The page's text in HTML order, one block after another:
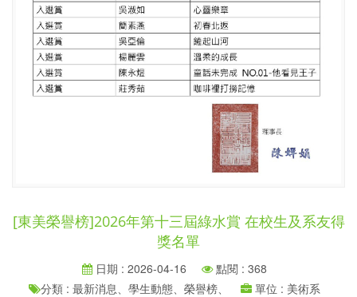
[東美榮譽榜]2026年第十三屆綠水賞 在校生及系友得
獎名單
日期 : 2026-04-16
點閱 : 368
分類 : 最新消息、學生動態、榮譽榜、
單位 : 美術系